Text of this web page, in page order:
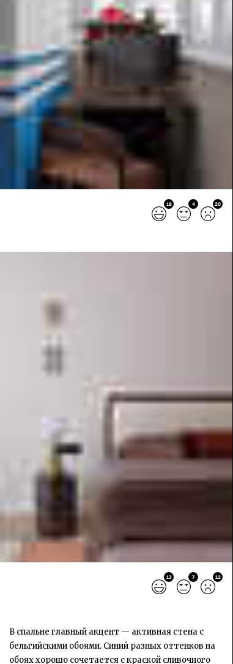
18 4 20
13 7 12
В спальне главный акцент — активная стена с
бельгийскими обоями. Синий разных оттенков на
обоях хорошо сочетается с краской сливочного